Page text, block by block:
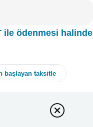
ile ödenmesi halinde
başlayan taksitle